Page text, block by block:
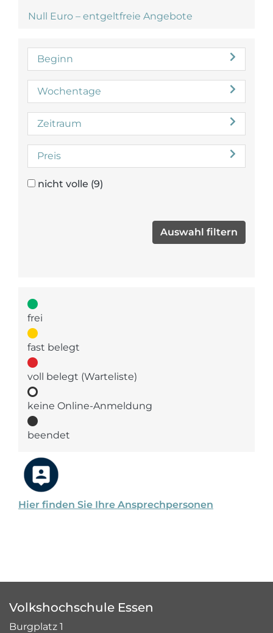
Hier finden Sie Ihre Ansprechpersonen
Null Euro – entgeltfreie Angebote
Beginn
Wochentage
Zeitraum
Preis
nicht volle (9)
frei
fast belegt
voll belegt (Warteliste)
keine Online-Anmeldung
beendet
Volkshochschule Essen
Burgplatz 1